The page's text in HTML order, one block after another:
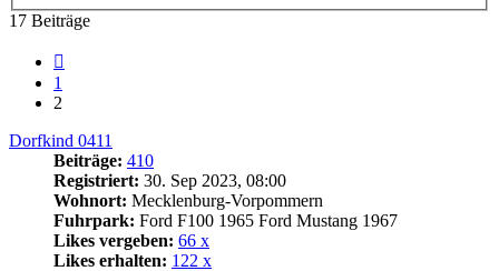
17 Beiträge
1
2
Dorfkind 0411
Beiträge: 410
Registriert: 30. Sep 2023, 08:00
Wohnort: Mecklenburg-Vorpommern
Fuhrpark: Ford F100 1965 Ford Mustang 1967
Likes vergeben: 66 x
Likes erhalten: 122 x